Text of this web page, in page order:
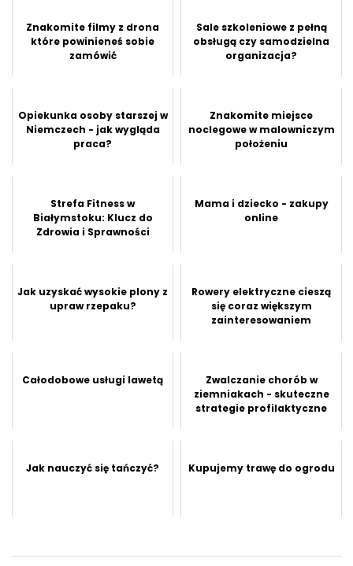
Znakomite filmy z drona
które powinieneś sobie
zamówić
Sale szkoleniowe z pełną
obsługą czy samodzielna
organizacja?
Opiekunka osoby starszej w
Niemczech - jak wygląda
praca?
Znakomite miejsce
noclegowe w malowniczym
położeniu
Strefa Fitness w
Białymstoku: Klucz do
Zdrowia i Sprawności
Mama i dziecko - zakupy
online
Jak uzyskać wysokie plony z
upraw rzepaku?
Rowery elektryczne cieszą
się coraz większym
zainteresowaniem
Całodobowe usługi lawetą
Zwalczanie chorób w
ziemniakach - skuteczne
strategie profilaktyczne
Jak nauczyć się tańczyć? Kupujemy trawę do ogrodu